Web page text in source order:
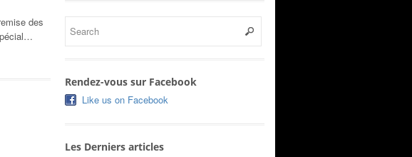
des
Rendez-vous sur Facebook
Like us on Facebook
Les Derniers articles